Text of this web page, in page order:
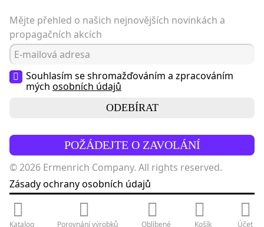
Katalog Porovnání výrobků Oblíbené Košík Účet
Mějte přehled o našich nejnovějších novinkách a
propagačních akcích
Souhlasím se shromažďováním a zpracováním
mých osobních údajů
ODEBÍRAT
POŽÁDEJTE O ZAVOLÁNÍ
© 2026 Ermenrich Company. All rights reserved.
Zásady ochrany osobních údajů